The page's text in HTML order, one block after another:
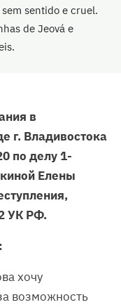
sentido e cruel.
de Jeová e
в
г. Владивостока
по делу 1-
Елены
УК РФ.
хочу
возможность